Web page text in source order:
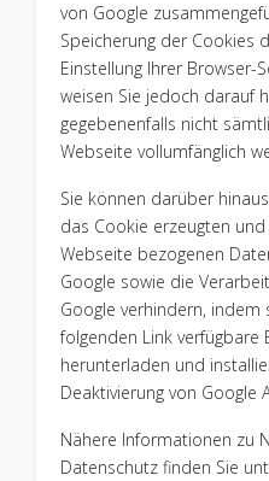
von Google
Speicherung der Cookies
Einstellung Ihrer Browser-
weisen Sie jedoch darauf
gegebenenfalls nicht
Webseite vollumfänglich
Sie können darüber
das Cookie erzeugten
Webseite bezogenen
Google sowie die
Google verhindern,
folgenden Link verfügbare
herunterladen und
Deaktivierung von Google
Nähere Informationen zu
Datenschutz finden Sie